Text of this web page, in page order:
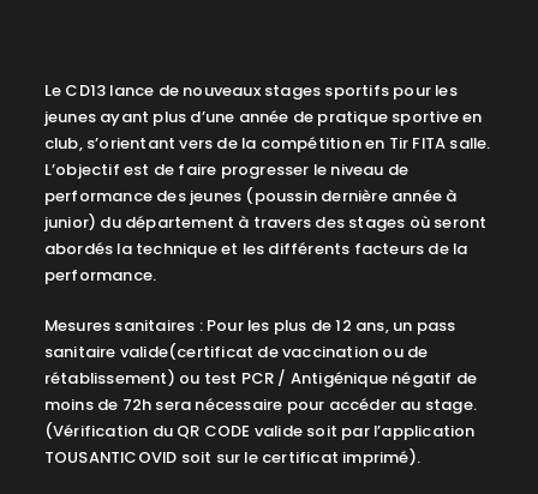
Le CD13 lance de nouveaux stages sportifs pour les
jeunes ayant plus d’une année de pratique sportive en
club, s’orientant vers de la compétition en Tir FITA salle.
L’objectif est de faire progresser le niveau de
performance des jeunes (poussin dernière année à
junior) du département à travers des stages où seront
abordés la technique et les différents facteurs de la
performance.
Mesures sanitaires : Pour les plus de 12 ans, un pass
sanitaire valide(certificat de vaccination ou de
rétablissement) ou test PCR / Antigénique négatif de
moins de 72h sera nécessaire pour accéder au stage.
(Vérification du QR CODE valide soit par l’application
TOUSANTICOVID soit sur le certificat imprimé).